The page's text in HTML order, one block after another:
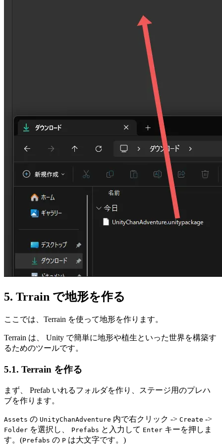
5. Trrain で地形を作る
ここでは、Terrain を使って地形を作ります。
Terrain は、 Unity で簡単に地形や植生といった世界を構築す
るためのツールです。
5.1. Terrain を作る
まず、 Prefab いれるフォルダを作り、ステージ用のプレハ
ブを作ります。
Assets の UnityChanAdventure 内で右クリック -> Create ->
Folder を選択し、 Prefabs と入力して Enter キーを押しま
す。(Prefabs の P は大文字です。)